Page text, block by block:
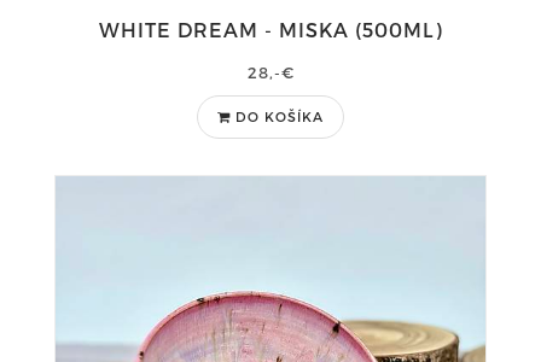
WHITE DREAM - MISKA (500ML)
28,-€
DO KOŠÍKA